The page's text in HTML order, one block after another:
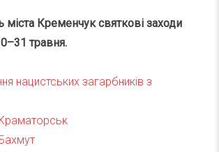
Кременчук святкові заходи
травня.
нацистських загарбників з